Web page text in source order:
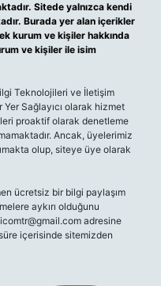
Sitede yalnızca kendi
Burada yer alan içerikler
kurum ve kişiler hakkında
ve kişiler ile isim
Teknolojileri ve İletişim
Yer Sağlayıcı olarak hizmet
proaktif olarak denetleme
Ancak, üyelerimiz
olup, siteye üye olarak
ücretsiz bir bilgi paylaşım
aykırı olduğunu
adresine
içerisinde sitemizden